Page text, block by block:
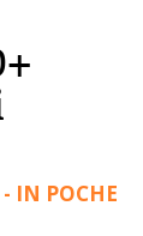
IN POCHE